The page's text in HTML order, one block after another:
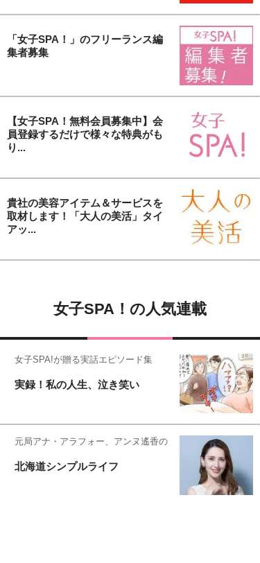
「女子SPA！」のフリーランス編
集者募集
【女子SPA！無料会員募集中】会
員登録するだけで様々な特典がも
り...
貴社の美容アイテム＆サービスを
取材します！「大人の美活」タイ
アッ...
女子SPA！の人気連載
女子SPA!が贈る実話エピソード集
実録！私の人生、泣き笑い
元局アナ・アラフォー、アンヌ遙香の
北海道シンプルライフ